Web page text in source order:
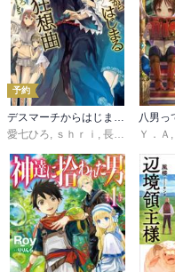
予約
デスマーチからはじまる異世界狂想曲
愛七ひろ, ｓｈｒｉ , 長浜めぐみ
Ｙ．Ａ ,